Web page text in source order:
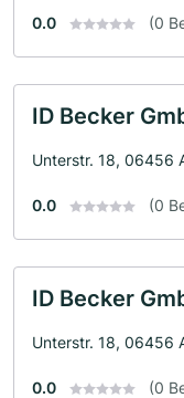
0.0 (0
ID Becker
Unterstr. 18, 06456
0.0 (0
ID Becker
Unterstr. 18, 06456
0.0 (0